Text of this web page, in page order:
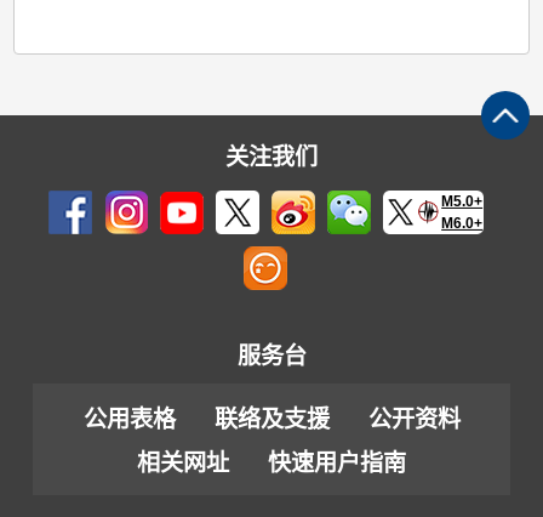
关注我们
M5.0+
M6.0+
服务台
公用表格 联络及支援
公开资料
相关网址
快速用户指南